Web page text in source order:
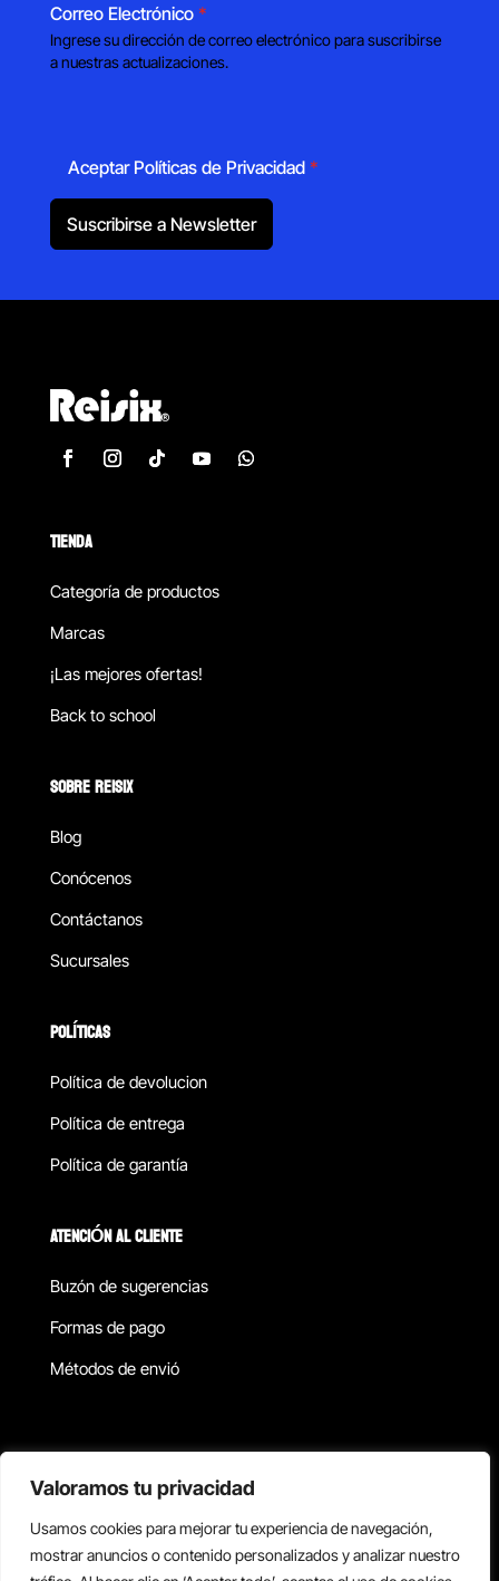
Valoramos tu privacidad
Usamos cookies para mejorar tu experiencia de navegación,
mostrar anuncios o contenido personalizados y analizar nuestro
Correo Electrónico *
Ingrese su dirección de correo electrónico para suscribirse
a nuestras actualizaciones.
Aceptar Políticas de Privacidad *
Suscribirse a Newsletter
TIENDA
Categoría de productos
Marcas
¡Las mejores ofertas!
Back to school
SOBRE REISIX
Blog
Conócenos
Contáctanos
Sucursales
POLÍTICAS
Política de devolucion
Política de entrega
Política de garantía
ATENCIÓN AL CLIENTE
Buzón de sugerencias
Formas de pago
Métodos de envió
Copyright © 2026 Reisix. Todos los derechos reservados.